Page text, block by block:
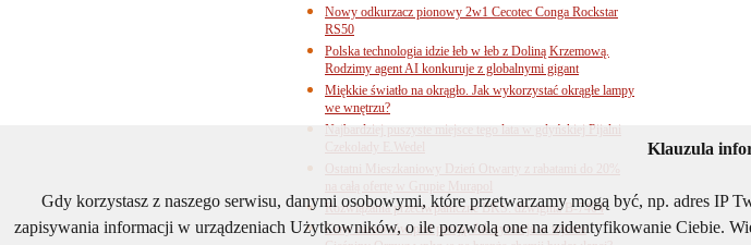
Nowy odkurzacz pionowy 2w1 Cecotec Conga Rockstar
RS50
Polska technologia idzie łeb w łeb z Doliną Krzemową.
Rodzimy agent AI konkuruje z globalnymi gigant
Miękkie światło na okrągło. Jak wykorzystać okrągłe lampy
we wnętrzu?
Najbardziej puszyste miejsce tego lata w gdyńskiej Pijalni
Czekolady E.Wedel
Ostatni Mieszkaniowy Dzień Otwarty z rabatami do 20%
na całą ofertę w Grupie Murapol
Rozwiązania przeciwpaniczne BKS: dźwignia B-7404
Ceny surowców pod presją. Jak sytuacja w rejonie
Klauzula
Gdy korzystasz z naszego serwisu, danymi osobowymi, które przetwarzamy mogą być, np. adres
zapisywania informacji w urządzeniach Użytkowników, o ile pozwolą one na zidentyfikowanie Ciebie.